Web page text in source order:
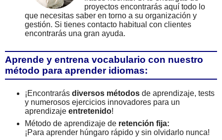
proyectos encontrarás aquí todo lo
que necesitas saber en torno a su organización y
gestión. Si tienes contacto habitual con clientes
encontrarás una gran ayuda.
Aprende y entrena vocabulario con nuestro
método para aprender idiomas:
¡Encontrarás diversos métodos de aprendizaje, tests
y numerosos ejercicios innovadores para un
aprendizaje entretenido!
Método de aprendizaje de retención fija:
¡Para aprender húngaro rápido y sin olvidarlo nunca!